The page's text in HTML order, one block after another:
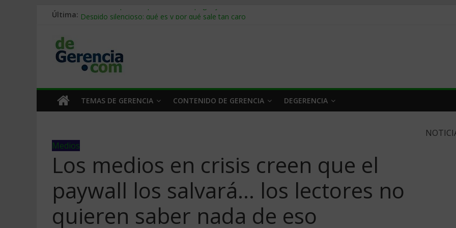
Última: Stablecoins para empresas: cómo pagar y cobrar en 2026
Trabajo forzoso en la cadena de suministro: qué hacer
Mercado hispano de EE. UU.: cómo segmentarlo y venderle
TEMAS DE GERENCIA CONTENIDO DE GERENCIA DEGERENCIA
Medios
Los medios en crisis creen que el
paywall los salvará… los lectores no
quieren saber nada de eso